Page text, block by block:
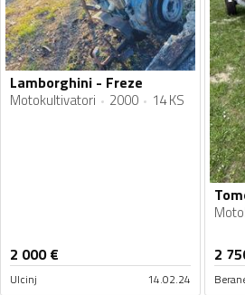
Lamborghini - Freze
Motokultivatori 2000 14 KS
2 000€
Ulcinj 14.02.24
2